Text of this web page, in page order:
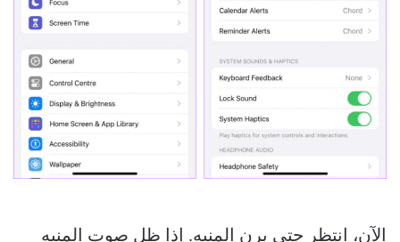
الآن، انتظر حتى يرن المنبه. إذا ظل صوت المنبه